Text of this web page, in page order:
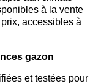
à la vente
accessibles à
gazon
et testées pour